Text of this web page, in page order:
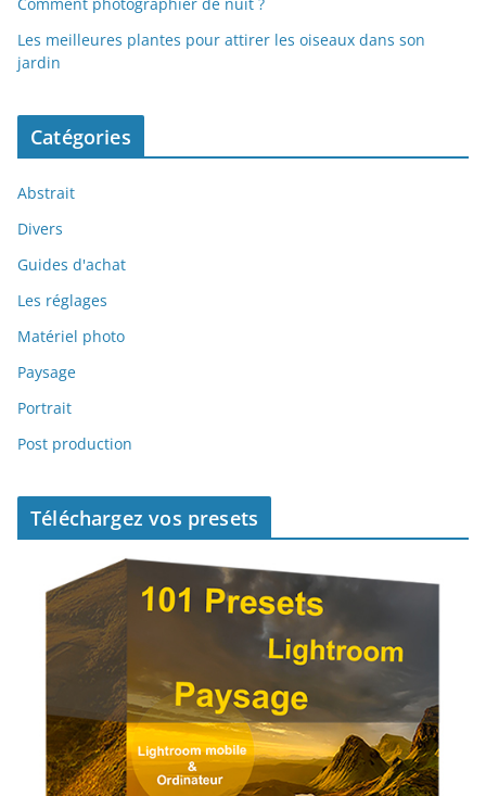
Comment photographier de nuit ?
Les meilleures plantes pour attirer les oiseaux dans son
jardin
Catégories
Abstrait
Divers
Guides d'achat
Les réglages
Matériel photo
Paysage
Portrait
Post production
Téléchargez vos presets